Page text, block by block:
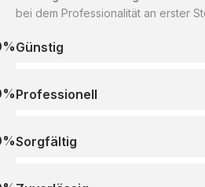
bei dem Professionalität an erster
Günstig
Professionell
Sorgfältig